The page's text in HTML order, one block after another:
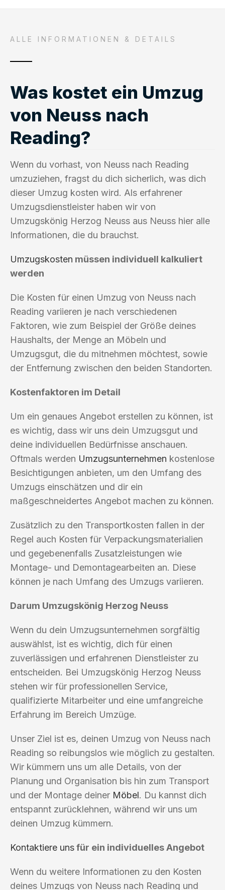
ALLE INFORMATIONEN & DETAILS
Was kostet ein Umzug
von Neuss nach
Reading?
Wenn du vorhast, von Neuss nach Reading
umzuziehen, fragst du dich sicherlich, was dich
dieser Umzug kosten wird. Als erfahrener
Umzugsdienstleister haben wir von
Umzugskönig Herzog Neuss aus Neuss hier alle
Informationen, die du brauchst.
Umzugskosten müssen individuell kalkuliert
werden
Die Kosten für einen Umzug von Neuss nach
Reading variieren je nach verschiedenen
Faktoren, wie zum Beispiel der Größe deines
Haushalts, der Menge an Möbeln und
Umzugsgut, die du mitnehmen möchtest, sowie
der Entfernung zwischen den beiden Standorten.
Kostenfaktoren im Detail
Um ein genaues Angebot erstellen zu können, ist
es wichtig, dass wir uns dein Umzugsgut und
deine individuellen Bedürfnisse anschauen.
Oftmals werden Umzugsunternehmen kostenlose
Besichtigungen anbieten, um den Umfang des
Umzugs einschätzen und dir ein
maßgeschneidertes Angebot machen zu können.
Zusätzlich zu den Transportkosten fallen in der
Regel auch Kosten für Verpackungsmaterialien
und gegebenenfalls Zusatzleistungen wie
Montage- und Demontagearbeiten an. Diese
können je nach Umfang des Umzugs variieren.
Darum Umzugskönig Herzog Neuss
Wenn du dein Umzugsunternehmen sorgfältig
auswählst, ist es wichtig, dich für einen
zuverlässigen und erfahrenen Dienstleister zu
entscheiden. Bei Umzugskönig Herzog Neuss
stehen wir für professionellen Service,
qualifizierte Mitarbeiter und eine umfangreiche
Erfahrung im Bereich Umzüge.
Unser Ziel ist es, deinen Umzug von Neuss nach
Reading so reibungslos wie möglich zu gestalten.
Wir kümmern uns um alle Details, von der
Planung und Organisation bis hin zum Transport
und der Montage deiner Möbel. Du kannst dich
entspannt zurücklehnen, während wir uns um
deinen Umzug kümmern.
Kontaktiere unsfür ein individuelles Angebot
Wenn du weitere Informationen zu den Kosten
deines Umzugs von Neuss nach Reading und